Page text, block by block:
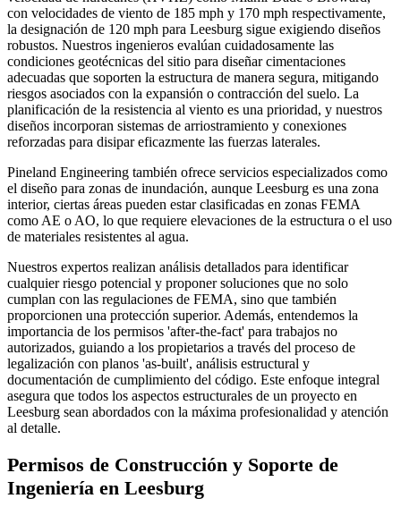
con velocidades de viento de 185 mph y 170 mph respectivamente,
la designación de 120 mph para Leesburg sigue exigiendo diseños
robustos. Nuestros ingenieros evalúan cuidadosamente las
condiciones geotécnicas del sitio para diseñar cimentaciones
adecuadas que soporten la estructura de manera segura, mitigando
riesgos asociados con la expansión o contracción del suelo. La
planificación de la resistencia al viento es una prioridad, y nuestros
diseños incorporan sistemas de arriostramiento y conexiones
reforzadas para disipar eficazmente las fuerzas laterales.
Pineland Engineering también ofrece servicios especializados como
el diseño para zonas de inundación, aunque Leesburg es una zona
interior, ciertas áreas pueden estar clasificadas en zonas FEMA
como AE o AO, lo que requiere elevaciones de la estructura o el uso
de materiales resistentes al agua.
Nuestros expertos realizan análisis detallados para identificar
cualquier riesgo potencial y proponer soluciones que no solo
cumplan con las regulaciones de FEMA, sino que también
proporcionen una protección superior. Además, entendemos la
importancia de los permisos 'after-the-fact' para trabajos no
autorizados, guiando a los propietarios a través del proceso de
legalización con planos 'as-built', análisis estructural y
documentación de cumplimiento del código. Este enfoque integral
asegura que todos los aspectos estructurales de un proyecto en
Leesburg sean abordados con la máxima profesionalidad y atención
al detalle.
Permisos de Construcción y Soporte de
Ingeniería en Leesburg